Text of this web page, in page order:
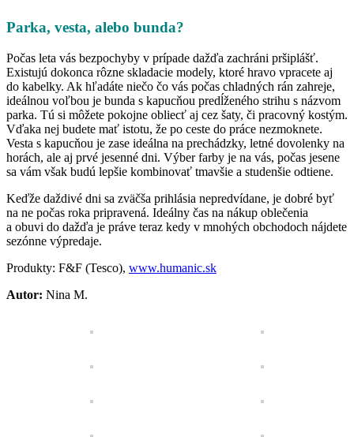
Parka, vesta, alebo bunda?
Počas leta vás bezpochyby v prípade dažďa zachráni pršiplášť.
Existujú dokonca rôzne skladacie modely, ktoré hravo vpracete aj
do kabelky. Ak hľadáte niečo čo vás počas chladných rán zahreje,
ideálnou voľbou je bunda s kapucňou predĺženého strihu s názvom
parka. Tú si môžete pokojne obliecť aj cez šaty, či pracovný kostým.
Vďaka nej budete mať istotu, že po ceste do práce nezmoknete.
Vesta s kapucňou je zase ideálna na prechádzky, letné dovolenky na
horách, ale aj prvé jesenné dni. Výber farby je na vás, počas jesene
sa vám však budú lepšie kombinovať tmavšie a studenšie odtiene.
Keďže daždivé dni sa zväčša prihlásia nepredvídane, je dobré byť
na ne počas roka pripravená. Ideálny čas na nákup oblečenia
a obuvi do dažďa je práve teraz kedy v mnohých obchodoch nájdete
sezónne výpredaje.
Produkty: F&F (Tesco), www.humanic.sk
Autor: Nina M.